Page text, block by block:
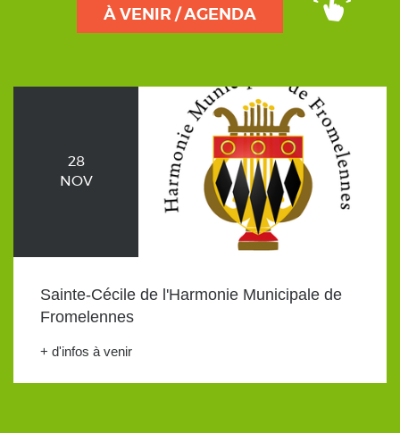
À VENIR / AGENDA
28
NOV
Sainte-Cécile de l'Harmonie Municipale de
Fromelennes
+ d'infos à venir